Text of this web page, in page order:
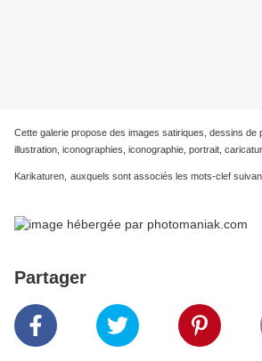
Cette galerie propose des images satiriques, dessins de
illustration, iconographies, iconographie, portrait,
Karikaturen, auxquels sont associés les mots-clef
Partager